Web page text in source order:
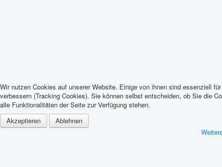
Wir nutzen Cookies auf unserer Website. Einige von ihnen sind essenziell
verbessern (Tracking Cookies). Sie können selbst entscheiden, ob Sie die
alle Funktionalitäten der Seite zur Verfügung stehen.
Akzeptieren
Ablehnen